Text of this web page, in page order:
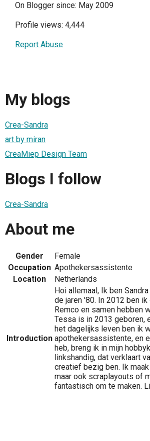
On Blogger since: May 2009
Profile views: 4,444
Report Abuse
My blogs
Crea-Sandra
art by miran
CreaMiep Design Team
Blogs I follow
Crea-Sandra
About me
Gender
Female
Occupation Apothekersassistente
Location
Netherlands
Introduction
Hoi allemaal, Ik ben
de jaren '80. In 2012 ben
Remco en samen hebben
Tessa is in 2013 geboren,
het dagelijks leven ben ik
apothekersassistente, en
heb, breng ik in mijn
linkshandig, dat verklaart
creatief bezig ben. Ik maak
maar ook scraplayouts of
fantastisch om te maken.